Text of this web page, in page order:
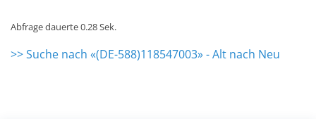
Abfrage dauerte 0.28 Sek.
>> Suche nach «(DE-588)118547003» - Alt nach Neu